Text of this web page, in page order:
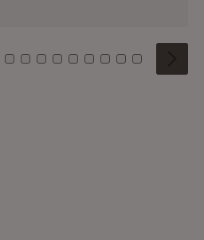
2 3 4
Kachel: 5
Zu Kachel: 6
Zu Kachel: 7
Zu Kachel: 8
Zu Kachel: 9
Zu Kachel: 10
Zu Kachel: 11
Zu Kachel: 12
Zu Kachel:
Zu